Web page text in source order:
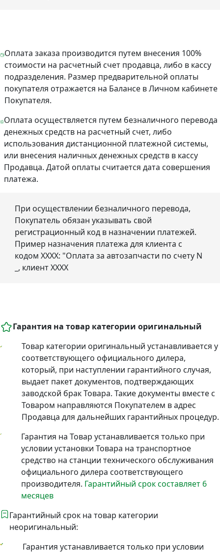
Оплата заказа производится путем внесения 100%
стоимости на расчетный счет продавца, либо в кассу
подразделения. Размер предварительной оплаты
покупателя отражается на Балансе в Личном кабинете
Покупателя.
Оплата осуществляется путем безналичного перевода
денежных средств на расчетный счет, либо
использования дистанционной платежной системы,
или внесения наличных денежных средств в кассу
Продавца. Датой оплаты считается дата совершения
платежа.
При осуществлении безналичного перевода,
Покупатель обязан указывать свой
регистрационный код в назначении платежей.
Пример назначения платежа для клиента с
кодом ХХХХ: "Оплата за автозапчасти по счету N
_, клиент ХХХХ
Гарантия на товар категории оригинальный
Товар категории оригинальный устанавливается у
соответствующего официального дилера,
который, при наступлении гарантийного случая,
выдает пакет документов, подтверждающих
заводской брак Товара. Такие документы вместе с
Товаром направляются Покупателем в адрес
Продавца для дальнейших гарантийных процедур.
Гарантия на Товар устанавливается только при
условии установки Товара на транспортное
средство на станции технического обслуживания
официального дилера соответствующего
производителя. Гарантийный срок составляет 6
месяцев
Гарантийный срок на товар категории
неоригинальный:
Гарантия устанавливается только при условии